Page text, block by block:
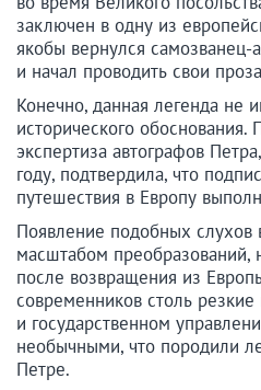
заключен в одну из
якобы вернулся самозванец-
и начал проводить свои
Конечно, данная легенда не
исторического обоснования.
экспертиза автографов
году, подтвердила, что
путешествия в Европу
Появление подобных слухов
масштабом преобразований,
после возвращения из
современников столь
и государственном
необычными, что породили
Петре.